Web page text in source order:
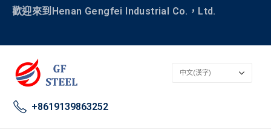
歡迎來到Henan Gengfei Industrial Co.，Ltd.
+8619139863252